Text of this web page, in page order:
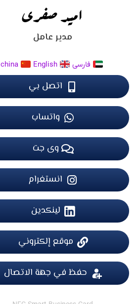
امید صفری
مدیر عامل
فارسی English
china
اتصل بي
واتساب
وی جت
انستغرام
لینکدین
موقع إلكتروني
حفظ في جهة الاتصال